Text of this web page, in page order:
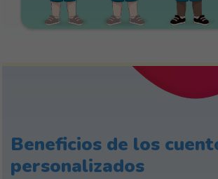
Beneficios de los
personalizados